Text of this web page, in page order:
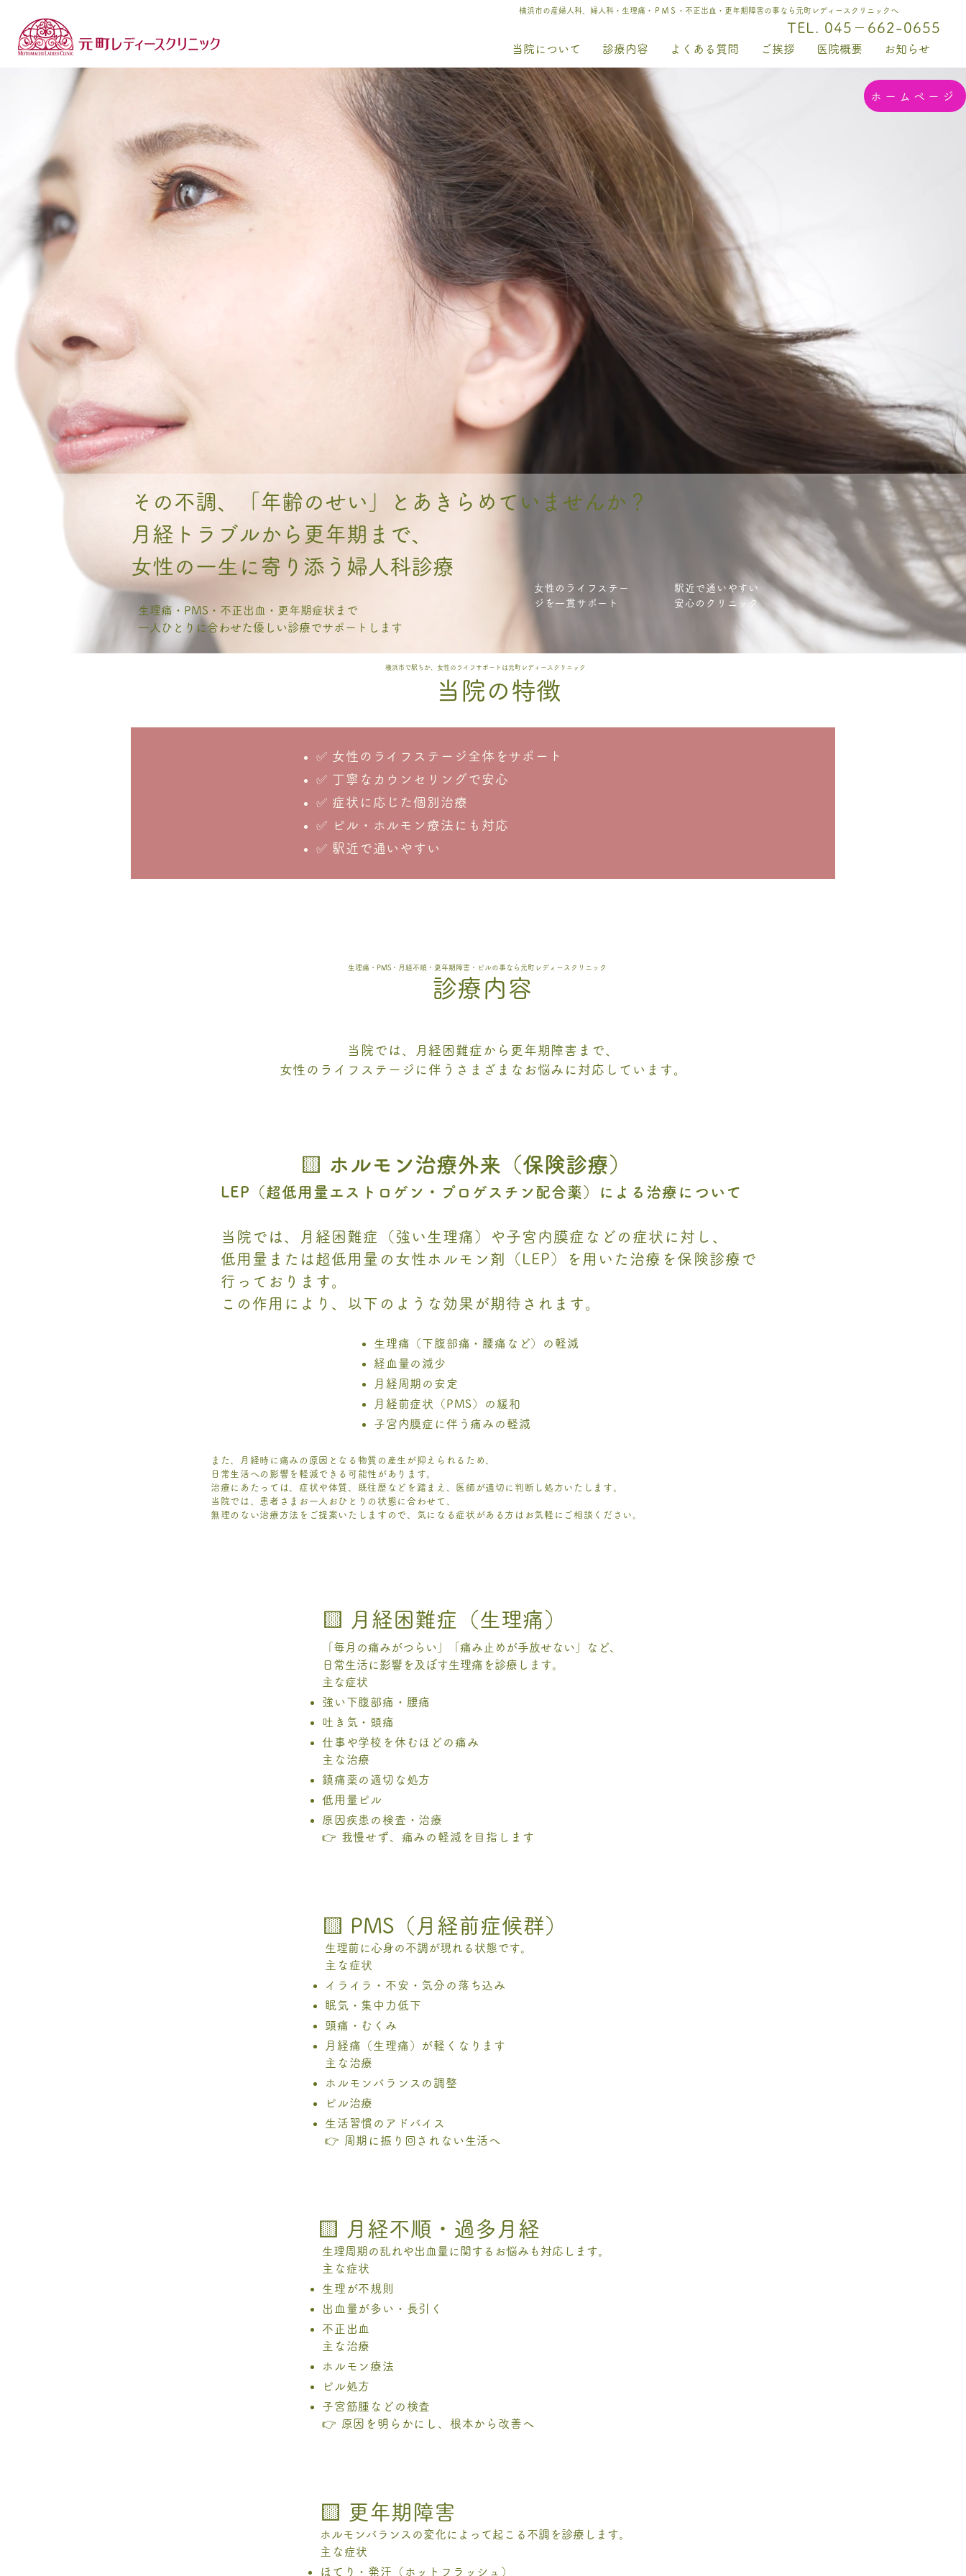
横浜市の産婦人科、婦人科・生理痛・ＰＭＳ・不正出血・更年期障害の事なら元町レディースクリニックへ
TEL. 045－662-0655
当院について 診療内容 よくある質問 ご挨拶 医院概要 お知らせ
ホームページ
その不調、「年齢のせい」とあきらめていませんか？
月経トラブルから更年期まで、
女性の一生に寄り添う婦人科診療
生理痛・PMS・不正出血・更年期症状まで
一人ひとりに合わせた優しい診療でサポートします
女性のライフステー
ジを一貫サポート
駅近で通いやすい
安心のクリニック
横浜市で駅ちか、女性のライフサポートは元町レディースクリニック
当院の特徴
✅ 女性のライフステージ全体をサポート
✅ 丁寧なカウンセリングで安心
✅ 症状に応じた個別治療
✅ ピル・ホルモン療法にも対応
✅ 駅近で通いやすい
生理痛・PMS・月経不順・更年期障害・ピルの事なら元町レディースクリニック
診療内容
当院では、月経困難症から更年期障害まで、
女性のライフステージに伴うさまざまなお悩みに対応しています。
🟨 ホルモン治療外来（保険診療）
LEP（超低用量エストロゲン・プロゲスチン配合薬）による治療について
当院では、月経困難症（強い生理痛）や子宮内膜症などの症状に対し、
低用量または超低用量の女性ホルモン剤（LEP）を用いた治療を保険診療で
行っております。
この作用により、以下のような効果が期待されます。
生理痛（下腹部痛・腰痛など）の軽減
経血量の減少
月経周期の安定
月経前症状（PMS）の緩和
子宮内膜症に伴う痛みの軽減
また、月経時に痛みの原因となる物質の産生が抑えられるため、
日常生活への影響を軽減できる可能性があります。
治療にあたっては、症状や体質、既往歴などを踏まえ、医師が適切に判断し処方いたします。
当院では、患者さまお一人おひとりの状態に合わせて、
無理のない治療方法をご提案いたしますので、気になる症状がある方はお気軽にご相談ください。
🟨 月経困難症（生理痛）
「毎月の痛みがつらい」「痛み止めが手放せない」など、
日常生活に影響を及ぼす生理痛を診療します。
主な症状
強い下腹部痛・腰痛
吐き気・頭痛
仕事や学校を休むほどの痛み
主な治療
鎮痛薬の適切な処方
低用量ピル
原因疾患の検査・治療
👉 我慢せず、痛みの軽減を目指します
🟨 PMS（月経前症候群）
生理前に心身の不調が現れる状態です。
主な症状
イライラ・不安・気分の落ち込み
眠気・集中力低下
頭痛・むくみ
月経痛（生理痛）が軽くなります
主な治療
ホルモンバランスの調整
ピル治療
生活習慣のアドバイス
👉 周期に振り回されない生活へ
🟨 月経不順・過多月経
生理周期の乱れや出血量に関するお悩みも対応します。
主な症状
生理が不規則
出血量が多い・長引く
不正出血
主な治療
ホルモン療法
ピル処方
子宮筋腫などの検査
👉 原因を明らかにし、根本から改善へ
🟨 更年期障害
ホルモンバランスの変化によって起こる不調を診療します。
主な症状
ほてり・発汗（ホットフラッシュ）